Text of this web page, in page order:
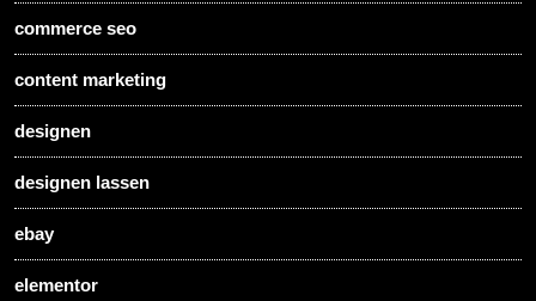
commerce seo
content marketing
designen
designen lassen
ebay
elementor